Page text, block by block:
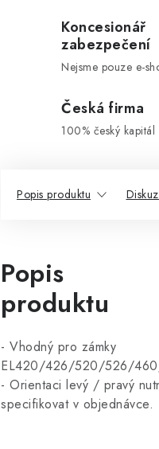
Koncesionář
zabezpečení
Nejsme pouze e-
Česká firma
100% český kapitál
Popis produktu
Popis
produktu
- Vhodný pro zámky
EL420/426/520/526/
- Orientaci levý / pravý
specifikovat v objednávce.